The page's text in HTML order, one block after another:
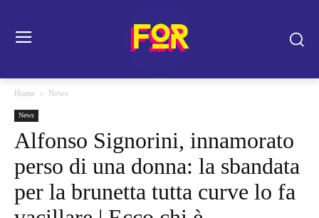
Home News
News
Alfonso Signorini, innamorato
perso di una donna: la sbandata
per la brunetta tutta curve lo fa